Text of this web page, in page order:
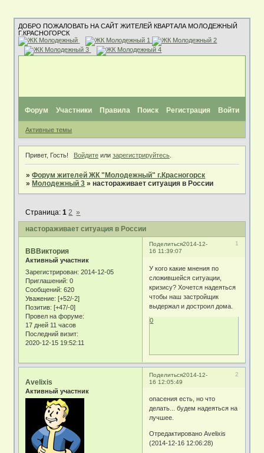
ДОБРО ПОЖАЛОВАТЬ НА САЙТ ЖИТЕЛЕЙ КВАРТАЛА МОЛОДЕЖНЫЙ
Г.КРАСНОГОРСК
Форум Участники Правила Поиск Регистрация Войти
Активные темы
Привет, Гость! Войдитеили зарегистрируйтесь.
»Форум жителей ЖК "Молодежный" г.Красногорск
» Молодежный 3 »настораживает ситуация в России
настораживает ситуация в России
Страница:1 2 »
Поделиться 1
2014-12-
16 11:39:07
ВВВиктория
Активный участник
Зарегистрирован: 2014-12-05
Приглашений: 0
Сообщений: 620
Уважение: [+52/-2]
Позитив: [+47/-0]
Провел на форуме:
17 дней 11 часов
Последний визит:
2020-12-15 19:52:11
У кого какие мнения по
сложившейся ситуации,
кризису? Хочется надеяться
чтобы наш застройщик
выдержал и достроил дома.
0
Поделиться 2
2014-12-
16 12:05:49
Avelixis
Активный участник
опасения есть, но что
делать... будем надеяться на
лучшее.
Отредактировано Avelixis
(2014-12-16 12:06:28)